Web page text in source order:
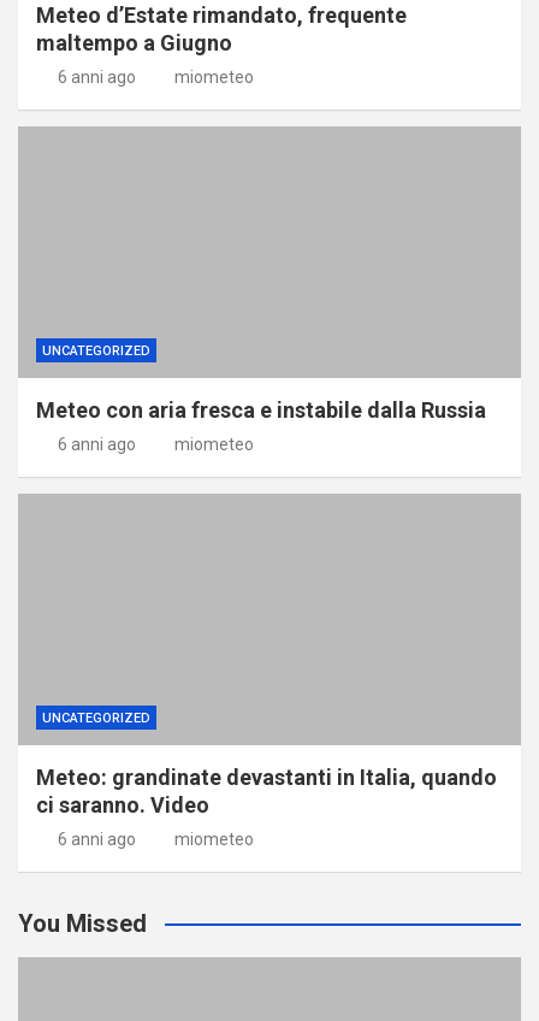
Meteo d’Estate rimandato, frequente
maltempo a Giugno
6 anni ago miometeo
UNCATEGORIZED
Meteo con aria fresca e instabile dalla Russia
6 anni ago miometeo
UNCATEGORIZED
Meteo: grandinate devastanti in Italia, quando
ci saranno. Video
6 anni ago miometeo
You Missed